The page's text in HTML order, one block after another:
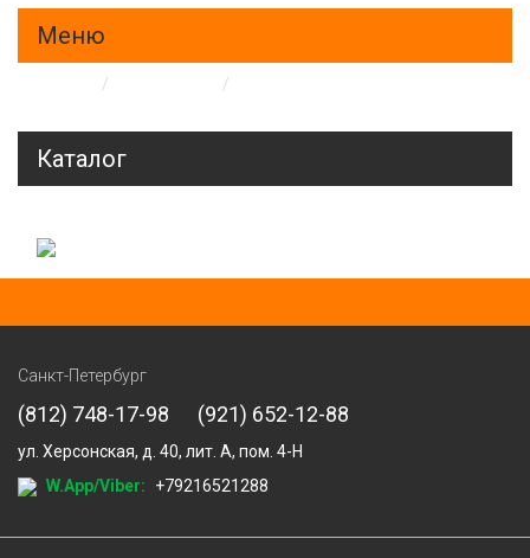
Меню
/ /
Каталог
Санкт-Петербург
(812) 748-17-98 (921) 652-12-88
ул. Херсонская, д. 40, лит. А, пом. 4-Н
W.App/Viber:
+79216521288